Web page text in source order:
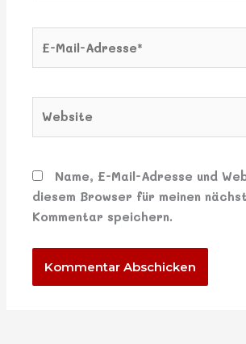
Mail-
Website
Name, E-Mail-Adresse und
diesem Browser für meinen
Kommentar speichern.